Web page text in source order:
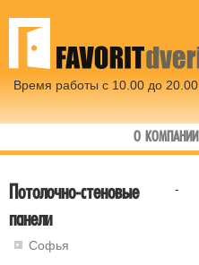
Время работы с 10.00 до 20.00
О КОМПАНИИ
-
Потолочно-стеновые
панели
Софья